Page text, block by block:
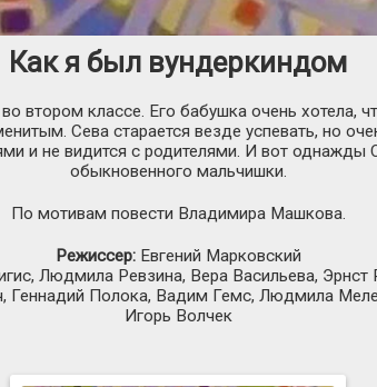
Как я был вундеркиндом
втором классе. Его бабушка очень хотела,
Сева старается везде успевать, но
и не видится с родителями. И вот
обыкновенного мальчишки.
По мотивам повести Владимира Машкова.
Режиссер: Евгений Марковский
Людмила Ревзина, Вера Васильева,
Геннадий Полока, Вадим Гемс, Людмила
Игорь Волчек